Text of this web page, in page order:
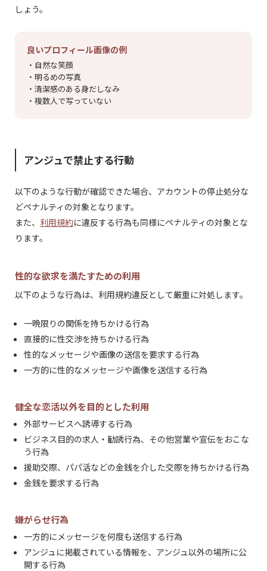
しょう。
良いプロフィール画像の例
・自然な笑顔
・明るめの写真
・清潔感のある身だしなみ
・複数人で写っていない
アンジュで禁止する行動
以下のような行動が確認できた場合、アカウントの停止処分な
どペナルティの対象となります。
また、 利用規約に違反する行為も同様にペナルティの対象とな
ります。
性的な欲求を満たすための利用
以下のような行為は、利用規約違反として厳重に対処します。
一晩限りの関係を持ちかける行為
直接的に性交渉を持ちかける行為
性的なメッセージや画像の送信を要求する行為
一方的に性的なメッセージや画像を送信する行為
健全な恋活以外を目的とした利用
外部サービスへ誘導する行為
ビジネス目的の求人・勧誘行為、その他営業や宣伝をおこな
う行為
援助交際、パパ活などの金銭を介した交際を持ちかける行為
金銭を要求する行為
嫌がらせ行為
一方的にメッセージを何度も送信する行為
アンジュに掲載されている情報を、アンジュ以外の場所に公
開する行為